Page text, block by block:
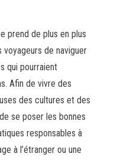
prend de plus en plus
voyageurs de naviguer
qui pourraient
Afin de vivre des
des cultures et des
se poser les bonnes
responsables à
à l’étranger ou une